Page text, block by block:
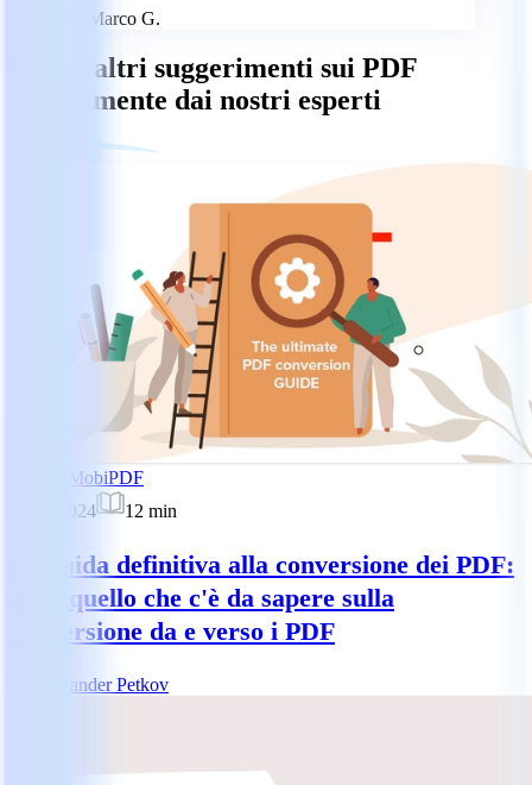
Marco G.
Ricevi altri suggerimenti sui PDF
direttamente dai nostri esperti
MobiPDF
30 set 2024
12 min
La guida definitiva alla conversione dei PDF:
tutto quello che c'è da sapere sulla
conversione da e verso i PDF
Alexander Petkov